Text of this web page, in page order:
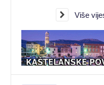
Više